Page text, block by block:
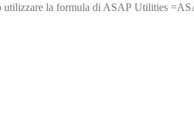
utilizzare la formula di ASAP Utilities